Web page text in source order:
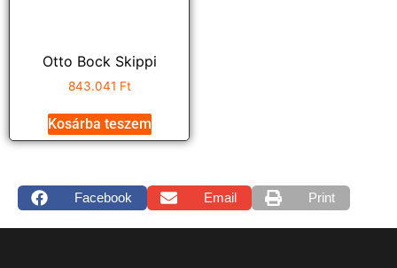
Otto Bock Skippi
843.041 Ft
Kosárba teszem
Facebook Email Print